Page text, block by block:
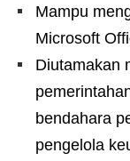
Mampu
Microsoft
Diutamakan
bendahara
pengelola